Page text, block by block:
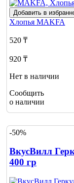
Добавить в
Хлопья MAKFA
520 ₸
920 ₸
Нет в наличии
Сообщить
о наличии
-50%
ВкусВилл
400 гр